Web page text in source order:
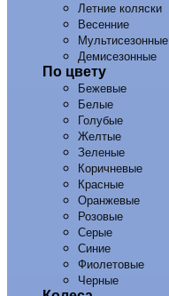
Летние коляски
Весенние
Мультисезонные
Демисезонные
По цвету
Бежевые
Белые
Голубые
Желтые
Зеленые
Коричневые
Красные
Оранжевые
Розовые
Серые
Синие
Фиолетовые
Черные